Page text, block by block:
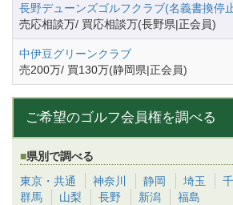
長野デューンズゴルフクラブ(名義書換停止
売応相談万/ 買応相談万(長野県|正会員)
中伊豆グリーンクラブ
売200万/ 買130万(静岡県|正会員)
ご希望のゴルフ会員権を調べる
県別で調べる
東京・共通
神奈川 静岡 埼玉
群馬
山梨 長野 新潟
福島